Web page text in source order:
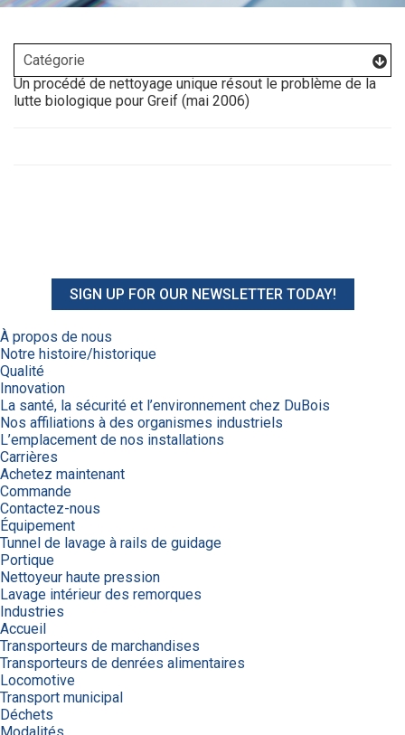
Un procédé de nettoyage unique résout le problème de la
lutte biologique pour Greif (mai 2006)
SIGN UP FOR OUR NEWSLETTER TODAY!
À propos de nous
Notre histoire/historique
Qualité
Innovation
La santé, la sécurité et l’environnement chez DuBois
Nos affiliations à des organismes industriels
L’emplacement de nos installations
Carrières
Achetez maintenant
Commande
Contactez-nous
Équipement
Tunnel de lavage à rails de guidage
Portique
Nettoyeur haute pression
Lavage intérieur des remorques
Industries
Accueil
Transporteurs de marchandises
Transporteurs de denrées alimentaires
Locomotive
Transport municipal
Déchets